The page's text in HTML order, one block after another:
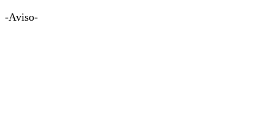
-Aviso-